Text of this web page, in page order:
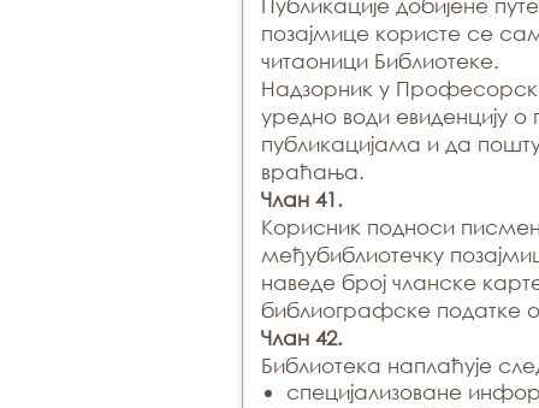
Публикације добијене
позајмице користе се
читаоници Библиотеке.
Надзорник у
уредно води евиденцију
публикацијама и да
враћања.
Члан 41.
Корисник подноси
међубиблиотечку
наведе број чланске
библиографске податке о
Члан 42.
Библиотека наплаћује
специјализоване